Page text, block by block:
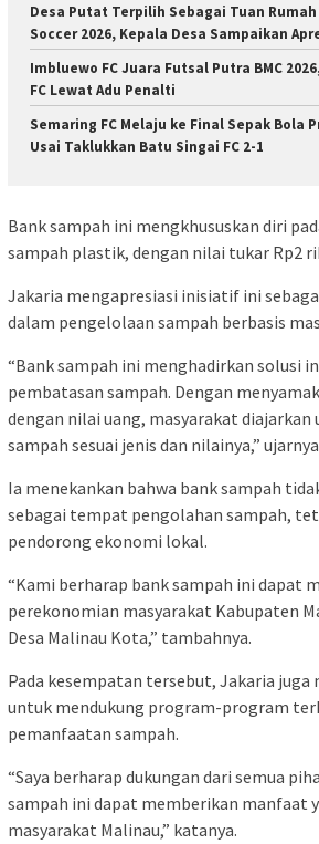
Desa Putat Terpilih Sebagai Tuan
Soccer 2026, Kepala Desa Sampaikan
Imbluewo FC Juara Futsal Putra BMC
FC Lewat Adu Penalti
Semaring FC Melaju ke Final Sepak Bola
Usai Taklukkan Batu Singai FC 2-1
Bank sampah ini mengkhususkan diri
sampah plastik, dengan nilai tukar Rp2
Jakaria mengapresiasi inisiatif ini
dalam pengelolaan sampah berbasis
“Bank sampah ini menghadirkan solusi
pembatasan sampah. Dengan
dengan nilai uang, masyarakat
sampah sesuai jenis dan nilainya,”
Ia menekankan bahwa bank sampah
sebagai tempat pengolahan sampah,
pendorong ekonomi lokal.
“Kami berharap bank sampah ini dapat
perekonomian masyarakat Kabupaten
Desa Malinau Kota,” tambahnya.
Pada kesempatan tersebut, Jakaria juga
untuk mendukung program-program
pemanfaatan sampah.
“Saya berharap dukungan dari semua
sampah ini dapat memberikan manfaat
masyarakat Malinau,” katanya.